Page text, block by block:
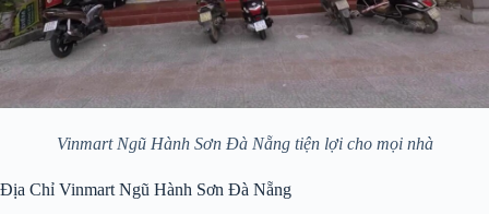
Vinmart Ngũ Hành Sơn Đà Nẵng tiện lợi cho mọi nhà
Địa Chỉ Vinmart Ngũ Hành Sơn Đà Nẵng